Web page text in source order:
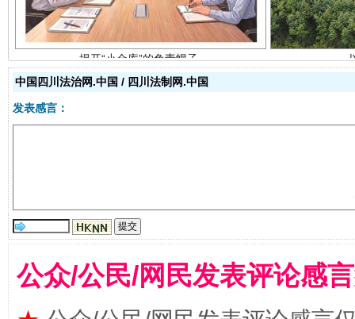
中国四川法治网.中国 / 四川法制网.中国
发表感言：
公众/公民/网民发表评论感